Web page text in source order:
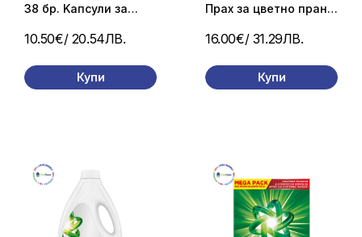
10.50€/ 20.54ЛВ.
38 бр. Kапсули за
Купи
16.00€/ 31.29ЛВ.
Прах за цветно пране
Купи